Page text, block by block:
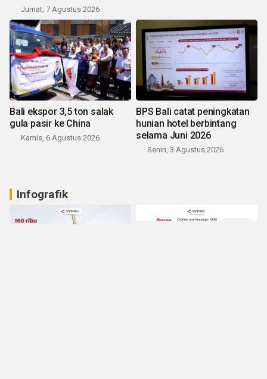
Jumat, 7 Agustus 2026
Bali ekspor 3,5 ton salak
gula pasir ke China
Kamis, 6 Agustus 2026
BPS Bali catat peningkatan
hunian hotel berbintang
selama Juni 2026
Senin, 3 Agustus 2026
Infografik